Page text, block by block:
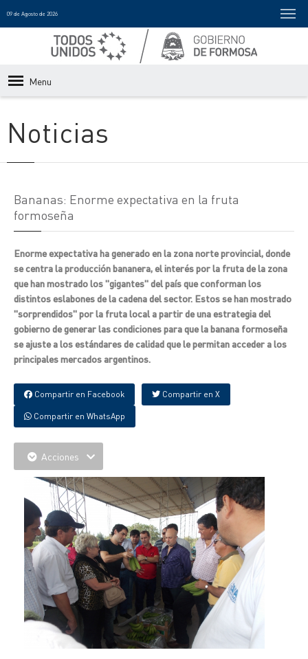
09 de Agosto de 2026
Menu
Noticias
Bananas: Enorme expectativa en la fruta
formoseña
Enorme expectativa ha generado en la zona norte provincial, donde
se centra la producción bananera, el interés por la fruta de la zona
que han mostrado los "gigantes" del país que conforman los
distintos eslabones de la cadena del sector. Estos se han mostrado
"sorprendidos" por la fruta local a partir de una estrategia del
gobierno de generar las condiciones para que la banana formoseña
se ajuste a los estándares de calidad que le permitan acceder a los
principales mercados argentinos.
Compartir en Facebook Compartir en X
Compartir en WhatsApp
Acciones